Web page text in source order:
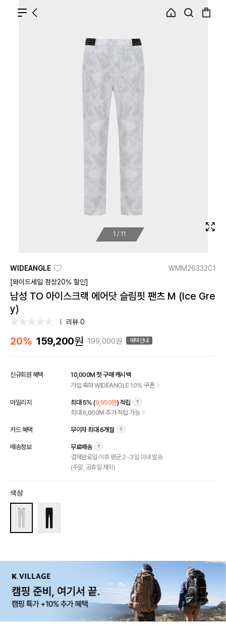
1 / 11
WIDEANGLE
WMM26332C1
[와이드세일 정상20% 할인]
남성 TO 아이스크랙 에어닷 슬림핏 팬츠 M (Ice Gre
y)
리뷰 0
20% 159,200원 199,000원 혜택안내
신규회원 혜택
10,000M 첫 구매 캐시백
가입 축하 WIDEANGLE 10% 쿠폰
마일리지 최대 5% (9,950원) 적립
최대 6,000M 추가 적립 가능
카드 혜택 무이자 최대 6개월
배송정보
무료배송
결제완료일 이후 평균 2~3일 이내 발송
(주말, 공휴일 제외)
색상